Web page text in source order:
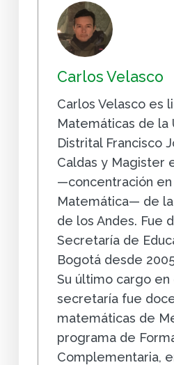
Carlos Velasco
Carlos Velasco es
Matemáticas de la
Distrital Francisco
Caldas y Magister
—concentración en
Matemática— de
de los Andes. Fue
Secretaría de
Bogotá desde
Su último cargo en
secretaría fue
matemáticas de
programa de
Complementaria,